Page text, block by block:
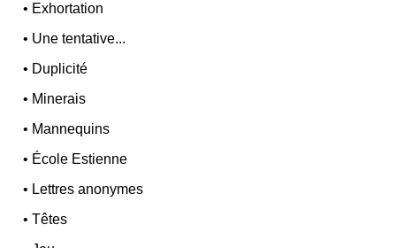
• Exhortation
• Une tentative...
• Duplicité
• Minerais
• Mannequins
• École Estienne
• Lettres anonymes
•Têtes